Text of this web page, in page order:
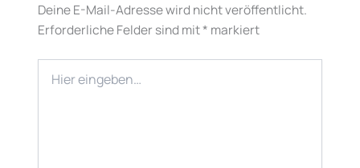
Deine E-Mail-Adresse wird nicht veröffentlicht.
Erforderliche Felder sind mit* markiert
eingeben…